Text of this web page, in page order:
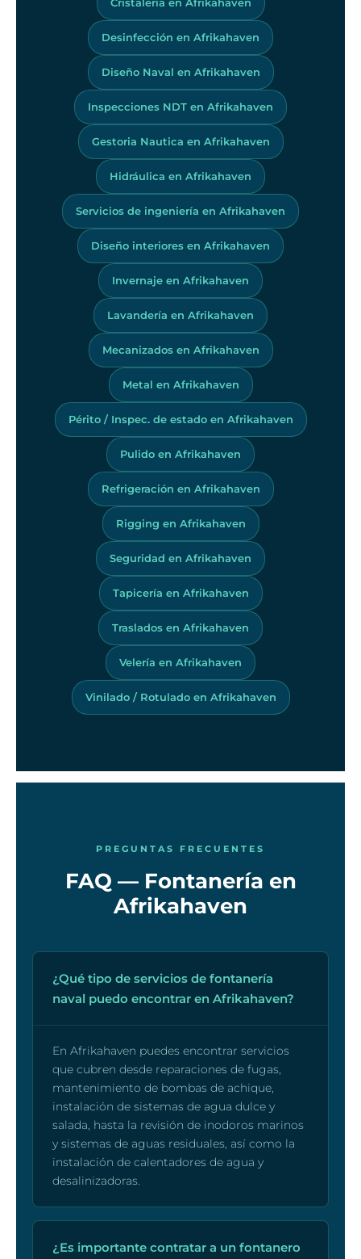
Desinfección en Afrikahaven
Diseño Naval en Afrikahaven
Inspecciones NDT en Afrikahaven
Gestoria Nautica en Afrikahaven
Hidráulica en Afrikahaven
Servicios de ingeniería en Afrikahaven
Diseño interiores en Afrikahaven
Invernaje en Afrikahaven
Lavandería en Afrikahaven
Mecanizados en Afrikahaven
Metal en Afrikahaven
Périto / Inspec. de estado en Afrikahaven
Pulido en Afrikahaven
Refrigeración en Afrikahaven
Rigging en Afrikahaven
Seguridad en Afrikahaven
Tapicería en Afrikahaven
Traslados en Afrikahaven
Velería en Afrikahaven
Vinilado / Rotulado en Afrikahaven
PREGUNTAS FRECUENTES
FAQ — Fontanería en
Afrikahaven
¿Qué tipo de servicios de fontanería
naval puedo encontrar en Afrikahaven?
En Afrikahaven puedes encontrar servicios
que cubren desde reparaciones de fugas,
mantenimiento de bombas de achique,
instalación de sistemas de agua dulce y
salada, hasta la revisión de inodoros marinos
y sistemas de aguas residuales, así como la
instalación de calentadores de agua y
desalinizadoras.
¿Es importante contratar a un fontanero